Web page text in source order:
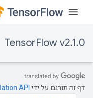
TensorFlow v2.1.0
דף זה תורגם על ידי API